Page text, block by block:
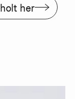
her